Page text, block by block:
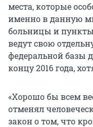
места, которые
именно в данную
больницы и
ведут свою
федеральной базы
концу 2016 года,
«Хорошо бы всем
отменял
закон о том, что